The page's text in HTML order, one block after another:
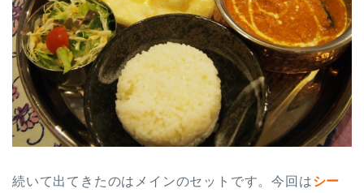
続いて出てきたのはメインのセットです。今回はシー